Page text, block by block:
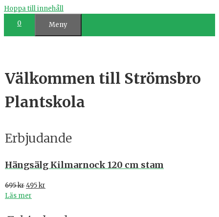
Hoppa till innehåll
0
Meny
Välkommen till Strömsbro
Plantskola
Erbjudande
Hängsälg Kilmarnock 120 cm stam
695kr495kr
Läs mer